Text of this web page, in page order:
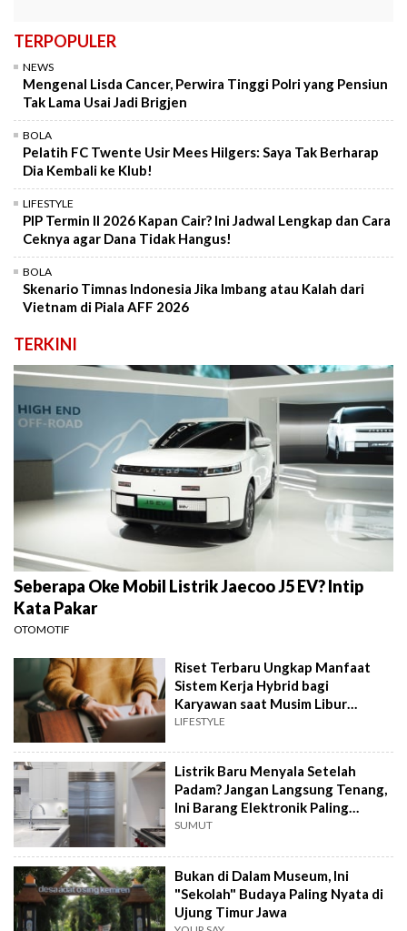
TERPOPULER
NEWS
Mengenal Lisda Cancer, Perwira Tinggi Polri yang Pensiun
Tak Lama Usai Jadi Brigjen
BOLA
Pelatih FC Twente Usir Mees Hilgers: Saya Tak Berharap
Dia Kembali ke Klub!
LIFESTYLE
PIP Termin II 2026 Kapan Cair? Ini Jadwal Lengkap dan Cara
Ceknya agar Dana Tidak Hangus!
BOLA
Skenario Timnas Indonesia Jika Imbang atau Kalah dari
Vietnam di Piala AFF 2026
TERKINI
Seberapa Oke Mobil Listrik Jaecoo J5 EV? Intip
Kata Pakar
OTOMOTIF
Riset Terbaru Ungkap Manfaat
Sistem Kerja Hybrid bagi
Karyawan saat Musim Libur
Sekolah
LIFESTYLE
Listrik Baru Menyala Setelah
Padam? Jangan Langsung Tenang,
Ini Barang Elektronik Paling
Rawan Rusak
SUMUT
Bukan di Dalam Museum, Ini
"Sekolah" Budaya Paling Nyata di
Ujung Timur Jawa